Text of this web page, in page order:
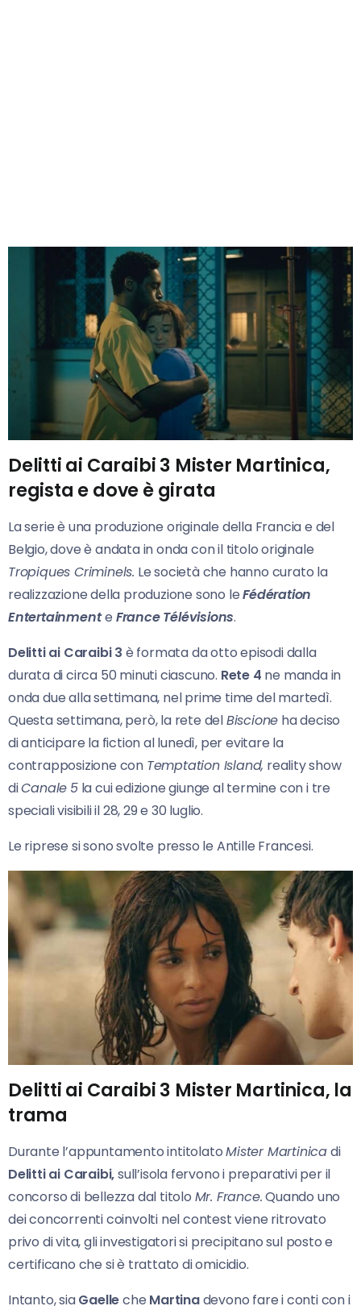
Delitti ai Caraibi 3 Mister Martinica,
regista e dove è girata
La serie è una produzione originale della Francia e del
Belgio, dove è andata in onda con il titolo originale
Tropiques Criminels. Le società che hanno curato la
realizzazione della produzione sono leFédération
Entertainment e France Télévisions.
Delitti ai Caraibi3 è formata da otto episodi dalla
durata di circa 50 minuti ciascuno. Rete 4 ne manda in
onda due alla settimana, nel prime time del martedì.
Questa settimana, però, la rete delBiscione ha deciso
di anticipare la fiction al lunedì, per evitare la
contrapposizione con Temptation Island, reality show
diCanale 5la cui edizione giunge al termine con i tre
speciali visibili il 28, 29 e 30 luglio.
Le riprese si sono svolte presso le Antille Francesi.
Delitti ai Caraibi 3 Mister Martinica, la
trama
Durante l’appuntamento intitolatoMister Martinicadi
Delitti ai Caraibi,sull’isola fervono i preparativi per il
concorso di bellezza dal titolo Mr. France.Quando uno
dei concorrenti coinvolti nel contest viene ritrovato
privo di vita, gli investigatori si precipitano sul posto e
certificano che si è trattato di omicidio.
Intanto, siaGaelleche Martinadevono fare i conti con i